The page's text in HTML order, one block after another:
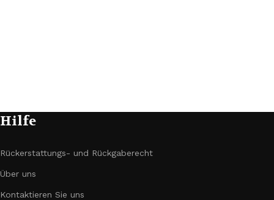
Hilfe
Rückerstattungs- und Rückgaberecht
Über uns
Kontaktieren Sie uns